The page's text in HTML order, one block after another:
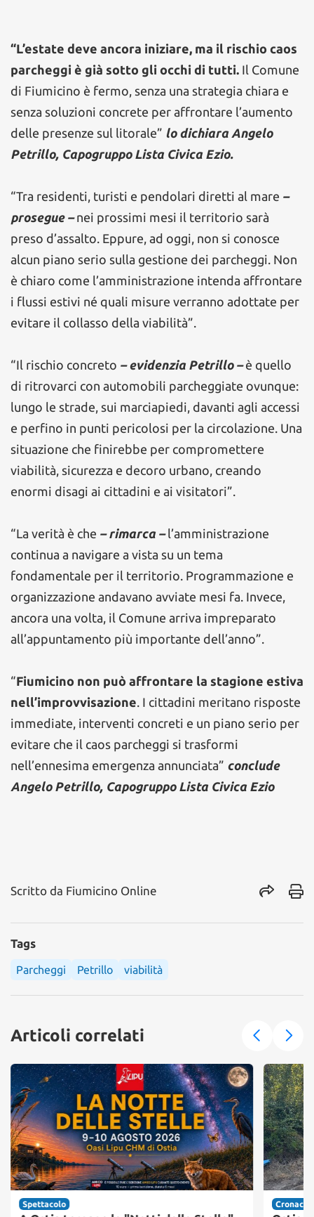
“L’estate deve ancora iniziare, ma il rischio caos
parcheggi è già sotto gli occhi di tutti. Il Comune
di Fiumicino è fermo, senza una strategia chiara e
senza soluzioni concrete per affrontare l’aumento
delle presenze sul litorale” lo dichiara Angelo
Petrillo, Capogruppo Lista Civica Ezio.
“Tra residenti, turisti e pendolari diretti al mare –
prosegue –nei prossimi mesi il territorio sarà
preso d’assalto. Eppure, ad oggi, non si conosce
alcun piano serio sulla gestione dei parcheggi. Non
è chiaro come l’amministrazione intenda affrontare
i flussi estivi né quali misure verranno adottate per
evitare il collasso della viabilità”.
“Il rischio concreto – evidenzia Petrillo –è quello
di ritrovarci con automobili parcheggiate ovunque:
lungo le strade, sui marciapiedi, davanti agli accessi
e perfino in punti pericolosi per la circolazione. Una
situazione che finirebbe per compromettere
viabilità, sicurezza e decoro urbano, creando
enormi disagi ai cittadini e ai visitatori”.
“La verità è che – rimarca – l’amministrazione
continua a navigare a vista su un tema
fondamentale per il territorio. Programmazione e
organizzazione andavano avviate mesi fa. Invece,
ancora una volta, il Comune arriva impreparato
all’appuntamento più importante dell’anno”.
“Fiumicino non può affrontare la stagione estiva
nell’improvvisazione. I cittadini meritano risposte
immediate, interventi concreti e un piano serio per
evitare che il caos parcheggi si trasformi
nell’ennesima emergenza annunciata” conclude
Angelo Petrillo, Capogruppo Lista Civica Ezio
Scritto da Fiumicino Online
Tags
Parcheggi Petrillo viabilità
Articoli correlati
Spettacolo Cronaca